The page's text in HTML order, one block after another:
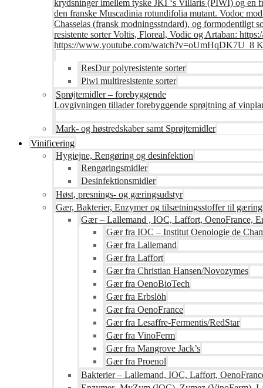
krydsninger imellem tyske JKI ‘s Villaris (PIWI) og en
den franske Muscadinia rotundifolia mutant. Vodoc
Chasselas (fransk modningsstndard), og formodentligt
resistente sorter Voltis, Floreal, Vodic og Artaban:
https://www.youtube.com/watch?v=oUmHqDK7U_8
ResDur polyresistente sorter
Piwi multiresistente sorter
Sprøjtemidler – forebyggende
Lovgivningen tillader forebyggende sprøjtning af
Mark- og høstredskaber samt Sprøjtemidler
Vinificering
Hygiejne, Rengøring og desinfektion
Rengøringsmidler
Desinfektionsmidler
Høst, presnings- og gæringsudstyr
Gær, Bakterier, Enzymer og tilsætningsstoffer til gæring
Gær – Lallemand , IOC, Laffort, OenoFrance,
Gær fra IOC – Institut Oenologie de
Gær fra Lallemand
Gær fra Laffort
Gær fra Christian Hansen/Novozymes
Gær fra OenoBioTech
Gær fra Erbslöh
Gær fra OenoFrance
Gær fra Lesaffre-Fermentis/RedStar
Gær fra VinoFerm
Gær fra Mangrove Jack’s
Gær fra Proenol
Bakterier – Lallemand, IOC, Laffort,